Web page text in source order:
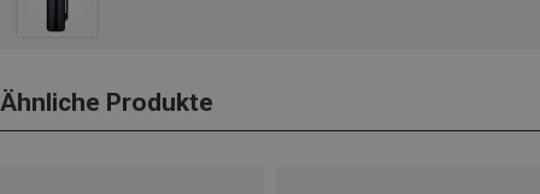
Ähnliche Produkte